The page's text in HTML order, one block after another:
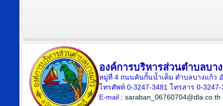
องค์การบริหารส่วนตำบลบา
หมู่ที่ 4 ถนนคันกั้นน้ำเค็ม ตำบลบางแก้ว
โทรศัพท์ 0-3247-3481 โทรสาร 0-3247-
E-mail : saraban_06760704@dla.co.th